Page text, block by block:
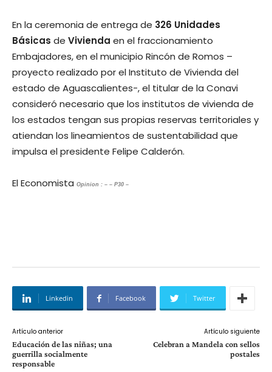
En la ceremonia de entrega de 326 Unidades
Básicas de Vivienda en el fraccionamiento
Embajadores, en el municipio Rincón de Romos –
proyecto realizado por el Instituto de Vivienda del
estado de Aguascalientes-, el titular de la Conavi
consideró necesario que los institutos de vivienda de
los estados tengan sus propias reservas territoriales y
atiendan los lineamientos de sustentabilidad que
impulsa el presidente Felipe Calderón.
El Economista Opinion : – – P30 –
Linkedin Facebook Twitter
Artículo anterior
Educación de las niñas; una
guerrilla socialmente
responsable
Artículo siguiente
Celebran a Mandela con sellos
postales